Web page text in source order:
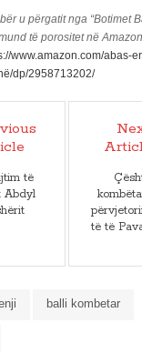
u përgatit nga “Botimet
të porositet në
www.amazon.com/abas-
dp/2958713202/
të
Abdyl
të të
balli kombetar